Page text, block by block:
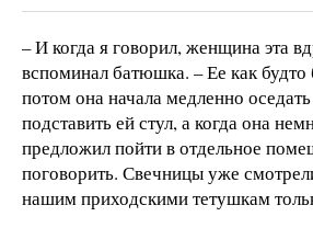
– И когда я говорил, женщина эта
вспоминал батюшка. – Ее как
потом она начала медленно
подставить ей стул, а когда она
предложил пойти в отдельное
поговорить. Свечницы уже
нашим приходскими тетушкам